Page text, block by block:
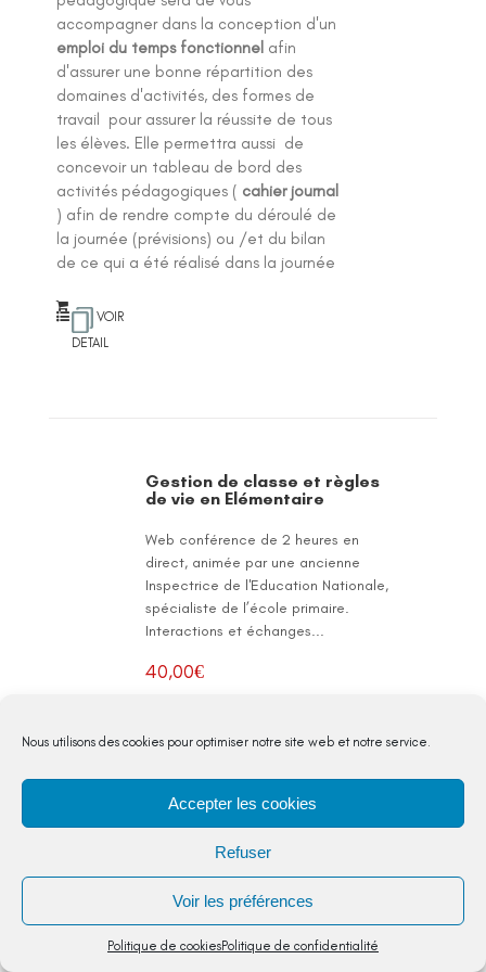
Nous utilisons des cookies pour optimiser notre site web et notre service.
Accepter les cookies
Refuser
Voir les préférences
Politique de cookiesPolitique de confidentialité
accompagner dans la conception d'un
emploi du temps fonctionnel afin
d'assurer une bonne répartition des
domaines d'activités, des formes de
travail pour assurer la réussite de tous
les élèves. Elle permettra aussi de
concevoir un tableau de bord des
activités pédagogiques ( cahier journal
) afin de rendre compte du déroulé de
la journée (prévisions) ou /et du bilan
de ce qui a été réalisé dans la journée
VOIR
DETAIL
Gestion de classe et règles
de vie en Elémentaire
Web conférence de 2 heures en
direct, animée par une ancienne
Inspectrice de l'Education Nationale,
spécialiste de l’école primaire.
Interactions et échanges...
40,00€
Web conférence de 2 heures en
Inspectrice de l'Education
primaire. Interactions et échanges
discussions autour de la
problématique de gestion de
classe en élémentaire.